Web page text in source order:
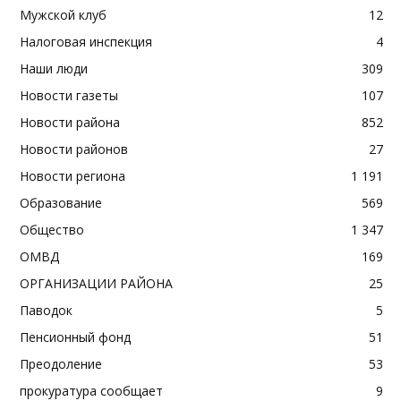
Мужской клуб
12
Налоговая инспекция
4
Наши люди
309
Новости газеты
107
Новости района
852
Новости районов
27
Новости региона
1 191
Образование
569
Общество
1 347
ОМВД
169
ОРГАНИЗАЦИИ РАЙОНА
25
Паводок
5
Пенсионный фонд
51
Преодоление
53
прокуратура сообщает
9